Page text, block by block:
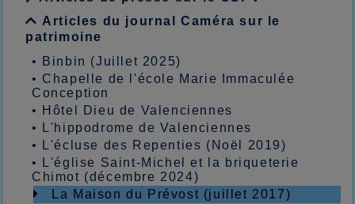
Articles du journal Caméra sur le
patrimoine
•
Binbin (Juillet 2025)
• Chapelle de l'école Marie Immaculée
Conception
•
Hôtel Dieu de Valenciennes
•
L'hippodrome de Valenciennes
•
L'écluse des Repenties (Noël 2019)
•
L'église Saint-Michel et la briqueterie
Chimot (décembre 2024)
La Maison du Prévost (juillet 2017)